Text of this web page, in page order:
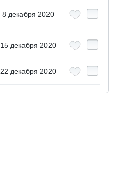
8 декабря 2020
15 декабря 2020
22 декабря 2020